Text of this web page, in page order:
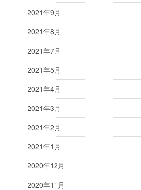
2021年9月
2021年8月
2021年7月
2021年5月
2021年4月
2021年3月
2021年2月
2021年1月
2020年12月
2020年11月